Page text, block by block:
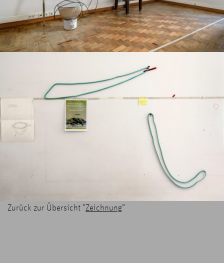
Zurück zur Übersicht "Zeichnung"